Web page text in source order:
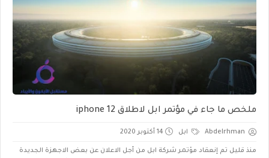
ملخص ما جاء في مؤتمر ابل لاطلاق iphone 12
Abdelrhman ابل 14 أكتوبر 2020
منذ قليل تم إنعقاد مؤتمر شركة ابل من أجل الاعلان عن بعض الاجهزة الجديدة